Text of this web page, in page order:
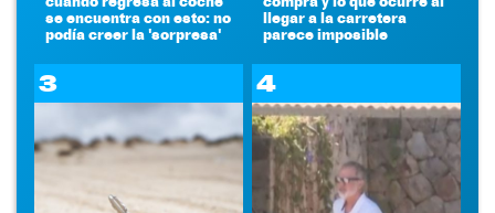
se encuentra con esto: no
podía creer la 'sorpresa'
llegar a la carretera
parece imposible
3 4